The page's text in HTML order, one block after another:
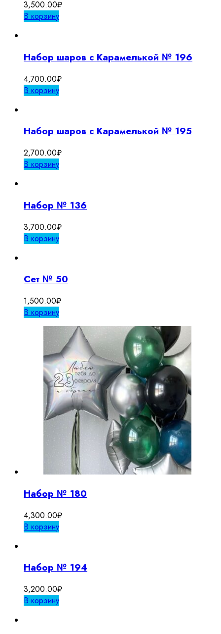
3,500.00₽
В корзину
Набор шаров с Карамелькой № 196
4,700.00₽
В корзину
Набор шаров с Карамелькой № 195
2,700.00₽
В корзину
Набор № 136
3,700.00₽
В корзину
Сет № 50
1,500.00₽
В корзину
Набор № 180
4,300.00₽
В корзину
Набор № 194
3,200.00₽
В корзину